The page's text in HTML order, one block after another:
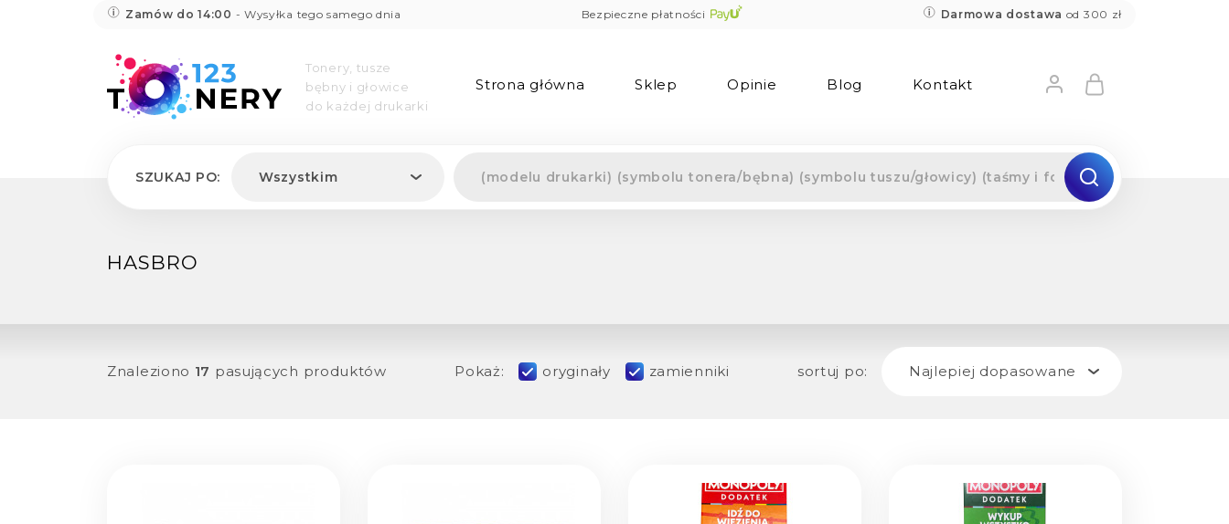
Zamów do 14:00 - Wysyłka tego samego dnia Bezpieczne płatności Darmowa dostawa od 300 zł
Tonery, tusze
bębny i głowice
do każdej drukarki
Strona główna Sklep Opinie Blog Kontakt
SZUKAJ PO: Wszystkim
HASBRO
Znaleziono 17 pasujących produktów Pokaż: oryginały zamienniki sortuj po: Najlepiej dopasowane